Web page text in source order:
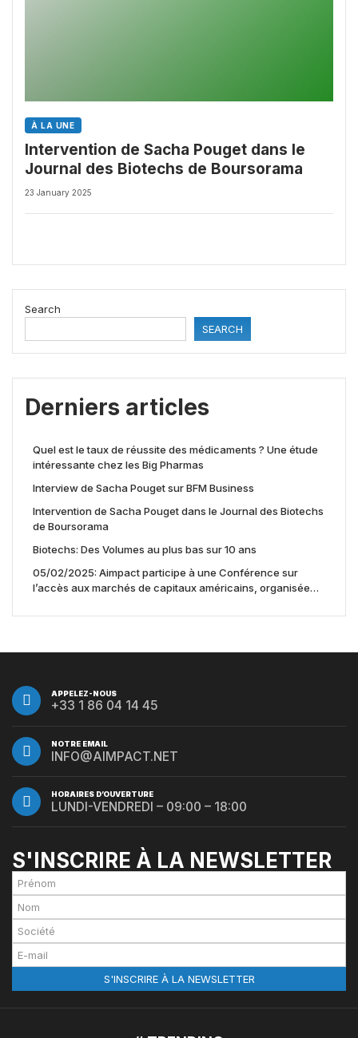
À LA UNE
Intervention de Sacha Pouget dans le
Journal des Biotechs de Boursorama
23 January 2025
Search
SEARCH
Derniers articles
Quel est le taux de réussite des médicaments ? Une étude
intéressante chez les Big Pharmas
Interview de Sacha Pouget sur BFM Business
Intervention de Sacha Pouget dans le Journal des Biotechs
de Boursorama
Biotechs: Des Volumes au plus bas sur 10 ans
05/02/2025: Aimpact participe à une Conférence sur
l’accès aux marchés de capitaux américains, organisée
APPELEZ-NOUS
+33 1 86 04 14 45
NOTRE EMAIL
INFO@AIMPACT.NET
HORAIRES D’OUVERTURE
LUNDI-VENDREDI – 09:00 – 18:00
S'INSCRIRE À LA NEWSLETTER